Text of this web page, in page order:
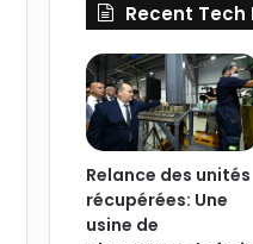
Recent Tech
Relance des unités
récupérées: Une
usine de